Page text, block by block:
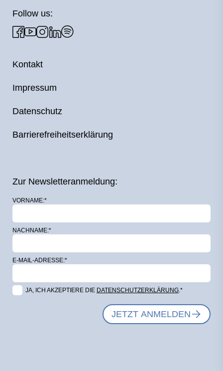
Follow us:
Kontakt
Impressum
Datenschutz
Barrierefreiheitserklärung
Zur Newsletteranmeldung:
VORNAME:*
NACHNAME:*
E-MAIL-ADRESSE:*
JA, ICH AKZEPTIERE DIE DATENSCHUTZERKLÄRUNG.*
JETZT ANMELDEN